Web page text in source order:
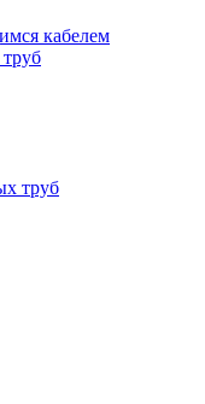
кабелем
труб